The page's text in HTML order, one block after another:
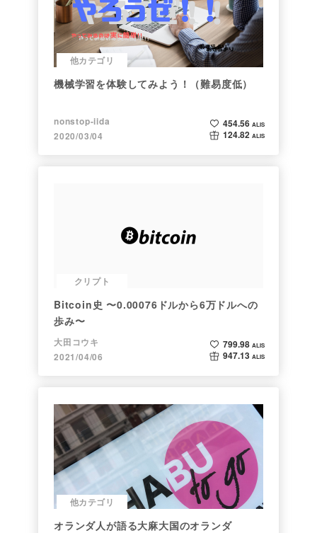
他カテゴリ
機械学習を体験してみよう！（難易度低）
nonstop-iida
2020/03/04
454.56 ALIS
124.82 ALIS
クリプト
Bitcoin史 〜0.00076ドルから6万ドルへの
歩み〜
大田コウキ
2021/04/06
799.98 ALIS
947.13 ALIS
他カテゴリ
オランダ人が語る大麻大国のオランダ